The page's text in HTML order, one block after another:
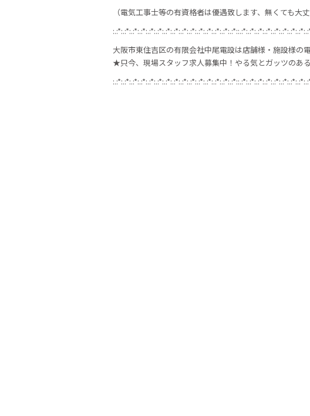
（電気工事士等の有資格者は優遇致します、無くても大
大阪市東住吉区の有限会社中尾電設は店舗様・施設様の
★只今、現場スタッフ求人募集中！やる気とガッツのあ